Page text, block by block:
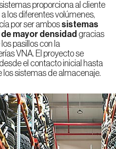
proporciona al cliente
los diferentes volúmenes,
por ser ambos sistemas
mayor densidad gracias
pasillos con la
VNA. El proyecto se
el contacto inicial hasta
los sistemas de almacenaje.